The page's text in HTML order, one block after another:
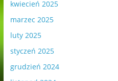
kwiecień 2025
marzec 2025
luty 2025
styczeń 2025
grudzień 2024